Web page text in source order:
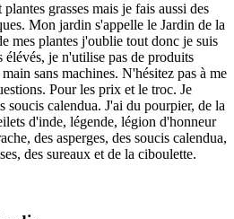
grasses mais je fais aussi des
Mon jardin s'appelle le Jardin de la
mes plantes j'oublie tout donc je suis
je n'utilise pas de produits
sans machines. N'hésitez pas à me
Pour les prix et le troc. Je
soucis calendua. J'ai du pourpier, de la
d'inde, légende, légion d'honneur
des asperges, des soucis calendua,
des sureaux et de la ciboulette.